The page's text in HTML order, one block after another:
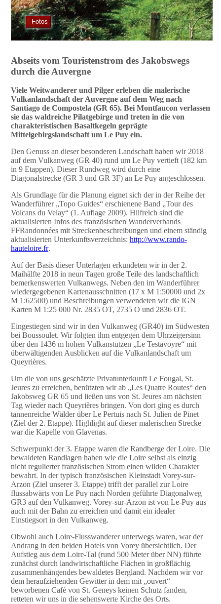
Fotos
Abseits vom Touristenstrom des Jakobswegs
durch die Auvergne
Viele Weitwanderer und Pilger erleben die malerische
Vulkanlandschaft der Auvergne auf dem Weg nach
Santiago de Compostela (GR 65). Bei Montfaucon verlassen
sie das waldreiche Pilatgebirge und treten in die von
charakteristischen Basaltkegeln geprägte
Mittelgebirgslandschaft um Le Puy ein.
Den Genuss an dieser besonderen Landschaft haben wir 2018
auf dem Vulkanweg (GR 40) rund um Le Puy vertieft (182 km
in 9 Etappen). Dieser Rundweg wird durch eine
Diagonalstrecke (GR 3 und GR 3F) an Le Puy angeschlossen.
Als Grundlage für die Planung eignet sich der in der Reihe der
Wanderführer „Topo Guides“ erschienene Band „Tour des
Volcans du Velay“ (1. Auflage 2009). Hilfreich sind die
aktualisierten Infos des französischen Wanderverbands
FFRandonnées mit Streckenbeschreibungen und einem ständig
aktualisierten Unterkunftsverzeichnis: http://www.rando-
hauteloire.fr.
Auf der Basis dieser Unterlagen erkundeten wir in der 2.
Maihälfte 2018 in neun Tagen große Teile des landschaftlich
bemerkenswerten Vulkanwegs. Neben den im Wanderführer
wiedergegebenen Kartenausschnitten (17 x M 1:50000 und 2x
M 1:62500) und Beschreibungen verwendeten wir die IGN
Karten M 1:25 000 Nr. 2835 OT, 2735 O und 2836 OT.
Eingestiegen sind wir in den Vulkanweg (GR40) im Südwesten
bei Boussoulet. Wir folgten ihm entgegen dem Uhrzeigersinn
über den 1436 m hohen Vulkanstutzen „Le Testavoyre“ mit
überwältigenden Ausblicken auf die Vulkanlandschaft um
Queyrières.
Um die von uns geschätzte Privatunterkunft Le Fougal, St.
Jeures zu erreichen, benützten wir ab „Les Quatre Routes“ den
Jakobsweg GR 65 und ließen uns von St. Jeures am nächsten
Tag wieder nach Queyrières bringen. Von dort ging es durch
tannenreiche Wälder über Le Pertuis nach St. Julien de Pinet
(Ziel der 2. Etappe). Highlight auf dieser malerischen Strecke
war die Kapelle von Glavenas.
Schwerpunkt der 3. Etappe waren die Randberge der Loire. Die
bewaldeten Randlagen haben wie die Loire selbst als einzig
nicht regulierter französischen Strom einen wilden Charakter
bewahrt. In der typisch französischen Kleinstadt Vorey-sur-
Arzon (Ziel unserer 3. Etappe) trifft der parallel zur Loire
flussabwärts von Le Puy nach Norden geführte Diagonalweg
GR3 auf den Vulkanweg. Vorey-sur-Arzon ist von Le-Puy aus
auch mit der Bahn zu erreichen und damit ein idealer
Einstiegsort in den Vulkanweg.
Obwohl auch Loire-Flusswanderer unterwegs waren, war der
Andrang in den beiden Hotels von Vorey übersichtlich. Der
Aufstieg aus dem Loire-Tal (rund 500 Meter über NN) führte
zunächst durch landwirtschaftliche Flächen in großflächig
zusammenhängendes bewaldetes Bergland. Nachdem wir vor
dem heraufziehenden Gewitter in dem mit „ouvert“
beworbenen Café von St. Geneys keinen Schutz fanden,
retteten wir uns in die sehenswerte Kirche des Orts.